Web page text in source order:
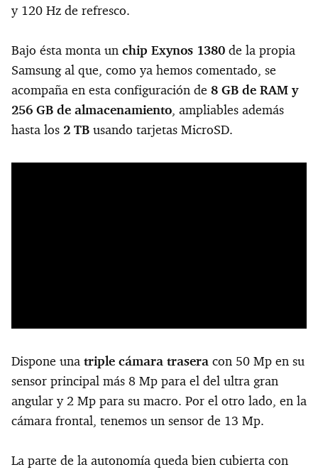
y 120 Hz de refresco.
Bajo ésta monta un chip Exynos 1380 de la propia
Samsung al que, como ya hemos comentado, se
acompaña en esta configuración de 8 GB de RAM y
256 GB de almacenamiento, ampliables además
hasta los 2 TB usando tarjetas MicroSD.
Dispone una triple cámara trasera con 50 Mp en su
sensor principal más 8 Mp para el del ultra gran
angular y 2 Mp para su macro. Por el otro lado, en la
cámara frontal, tenemos un sensor de 13 Mp.
La parte de la autonomía queda bien cubierta con